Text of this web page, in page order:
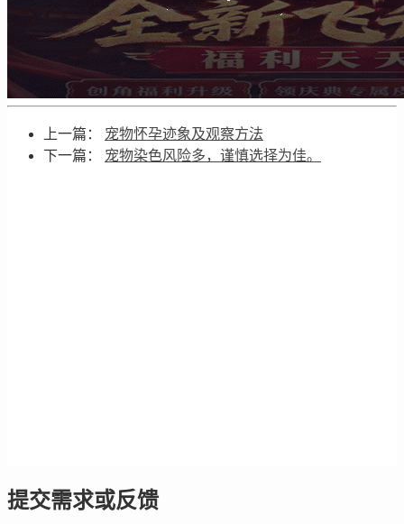
上一篇： 宠物怀孕迹象及观察方法
下一篇： 宠物染色风险多，谨慎选择为佳。
提交需求或反馈